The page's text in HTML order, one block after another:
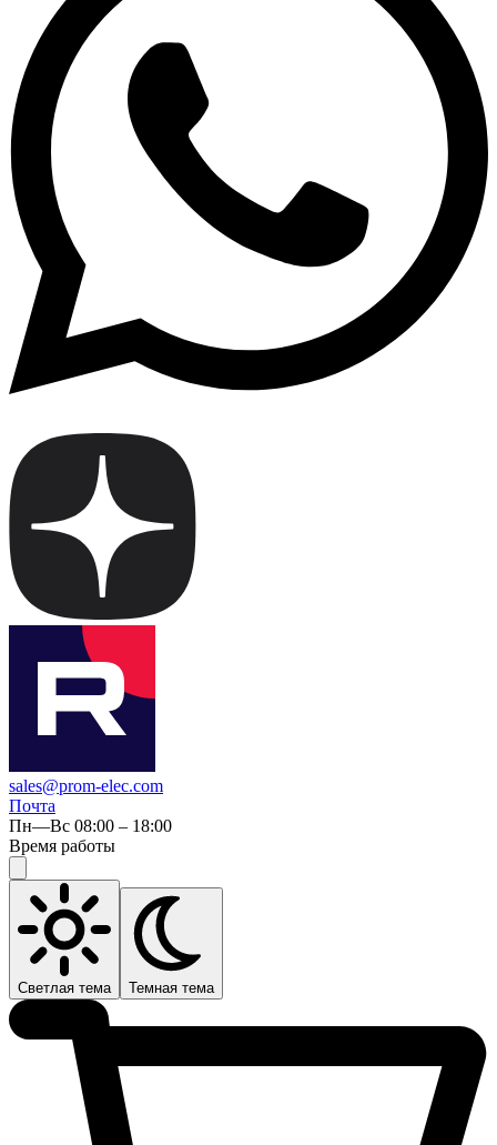
sales@prom-elec.com
Почта
Пн—Вс 08:00 – 18:00
Время работы
Светлая тема Темная тема